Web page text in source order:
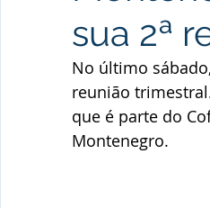
sua 2ª
No último
reunião
que é parte do
Montenegro.